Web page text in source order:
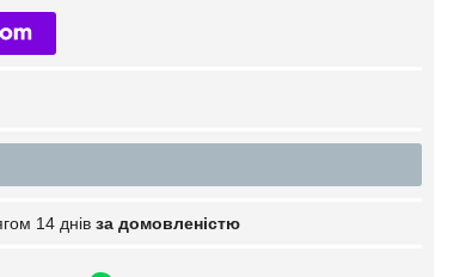
14 днів за домовленістю